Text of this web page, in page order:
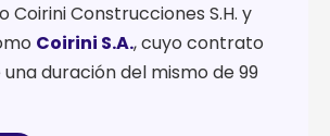
Coirini Construcciones S.H. y
Coirini S.A., cuyo contrato
duración del mismo de 99